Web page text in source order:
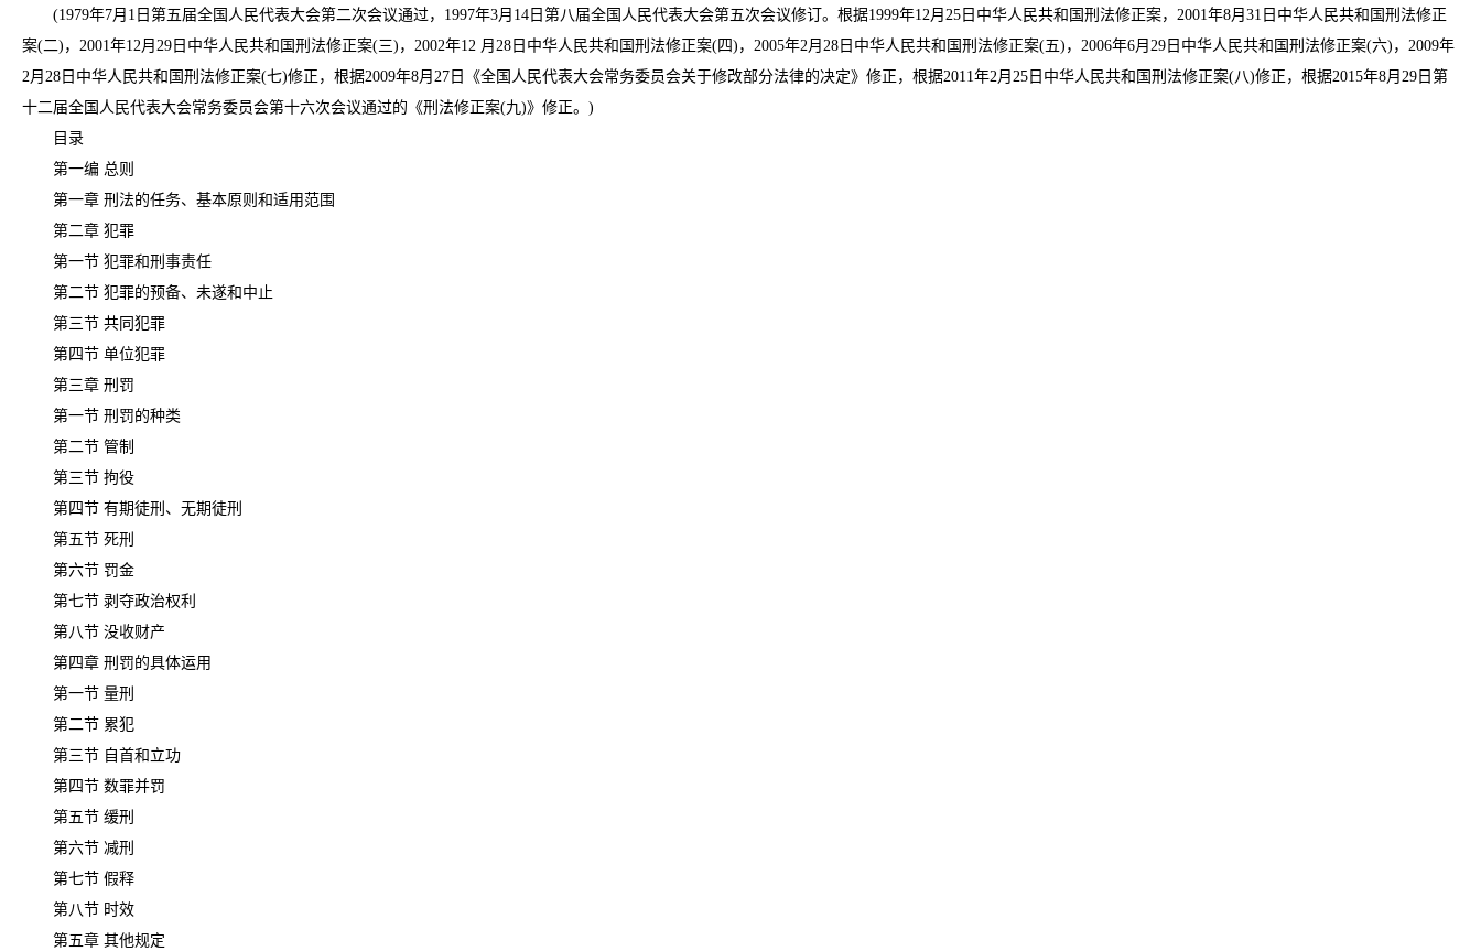
(1979年7月1日第五届全国人民代表大会第二次会议通过，1997年3月14日第八届全国人民代表大会第五次会议修订。根据1999年12月25日中华人民共和国刑法修正案，2001年8月31日中华人民共和国刑法修正
案(二)，2001年12月29日中华人民共和国刑法修正案(三)，2002年12 月28日中华人民共和国刑法修正案(四)，2005年2月28日中华人民共和国刑法修正案(五)，2006年6月29日中华人民共和国刑法修正案(六)，2009年
2月28日中华人民共和国刑法修正案(七)修正，根据2009年8月27日《全国人民代表大会常务委员会关于修改部分法律的决定》修正，根据2011年2月25日中华人民共和国刑法修正案(八)修正，根据2015年8月29日第
十二届全国人民代表大会常务委员会第十六次会议通过的《刑法修正案(九)》修正。)
目录
第一编 总则
第一章 刑法的任务、基本原则和适用范围
第二章 犯罪
第一节 犯罪和刑事责任
第二节 犯罪的预备、未遂和中止
第三节 共同犯罪
第四节 单位犯罪
第三章 刑罚
第一节 刑罚的种类
第二节 管制
第三节 拘役
第四节 有期徒刑、无期徒刑
第五节 死刑
第六节 罚金
第七节 剥夺政治权利
第八节 没收财产
第四章 刑罚的具体运用
第一节 量刑
第二节 累犯
第三节 自首和立功
第四节 数罪并罚
第五节 缓刑
第六节 减刑
第七节 假释
第八节 时效
第五章 其他规定